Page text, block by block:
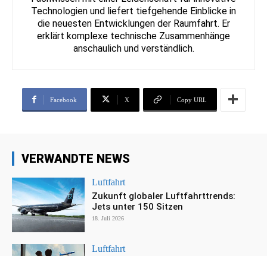
Technologien und liefert tiefgehende Einblicke in
die neuesten Entwicklungen der Raumfahrt. Er
erklärt komplexe technische Zusammenhänge
anschaulich und verständlich.
Facebook X Copy URL
VERWANDTE NEWS
Luftfahrt
Zukunft globaler Luftfahrttrends:
Jets unter 150 Sitzen
18. Juli 2026
Luftfahrt